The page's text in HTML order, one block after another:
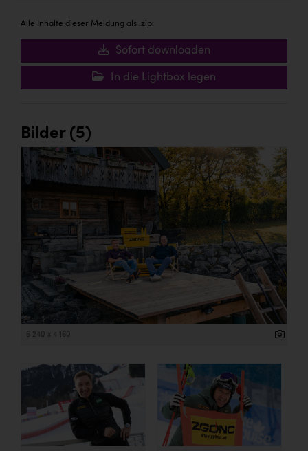
SCRI - Salzburg Cancer Research Institute
SCHMACHTL GmbH
Schwingshandl - automation technology gmbh
TCL
TGW Logistics
VERITAS
Vier Diamanten
Vorlagenportal
Wir besiegen Krebs
Wirtschaftskammer OÖ
ZULuft - Zukunft Luft Austria
Österreichisches Hebammengremium
Alle Inhalte dieser Meldung als .zip:
Sofort downloaden
In die Lightbox legen
Bilder (5)
6 240 x 4 160